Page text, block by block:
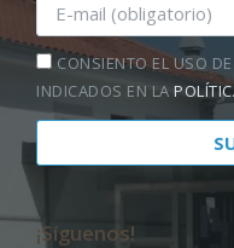
CONSIENTO EL USO
INDICADOS EN LA
¡Síguenos!